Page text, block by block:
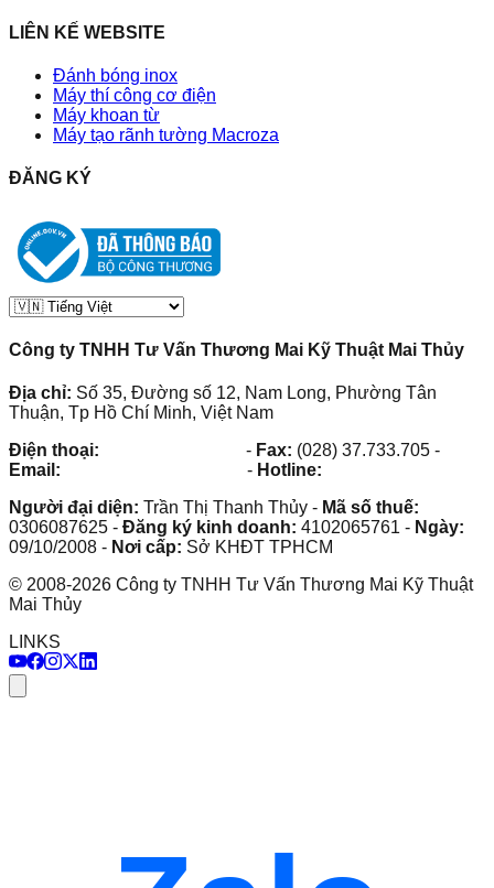
LIÊN KẾ WEBSITE
Đánh bóng inox
Máy thí công cơ điện
Máy khoan từ
Máy tạo rãnh tường Macroza
ĐĂNG KÝ
Công ty TNHH Tư Vấn Thương Mai Kỹ Thuật Mai Thủy
Địa chỉ: Số 35, Đường số 12, Nam Long, Phường Tân
Thuận, Tp Hồ Chí Minh, Việt Nam
Điện thoại:
- Fax: (028) 37.733.705 -
Email:
- Hotline:
Người đại diện: Trần Thị Thanh Thủy - Mã số thuế:
0306087625 - Đăng ký kinh doanh: 4102065761 - Ngày:
09/10/2008 - Nơi cấp: Sở KHĐT TPHCM
© 2008-2026 Công ty TNHH Tư Vấn Thương Mai Kỹ Thuật
Mai Thủy
LINKS